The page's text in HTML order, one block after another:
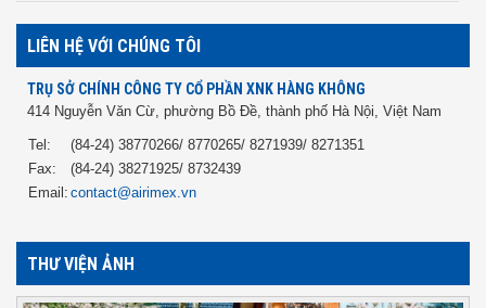
LIÊN HỆ VỚI CHÚNG TÔI
TRỤ SỞ CHÍNH CÔNG TY CỔ PHẦN XNK HÀNG KHÔNG
414 Nguyễn Văn Cừ, phường Bồ Đề, thành phố Hà Nội, Việt Nam
Tel:
(84-24) 38770266/ 8770265/ 8271939/ 8271351
Fax:
(84-24) 38271925/ 8732439
Email: contact@airimex.vn
THƯ VIỆN ẢNH